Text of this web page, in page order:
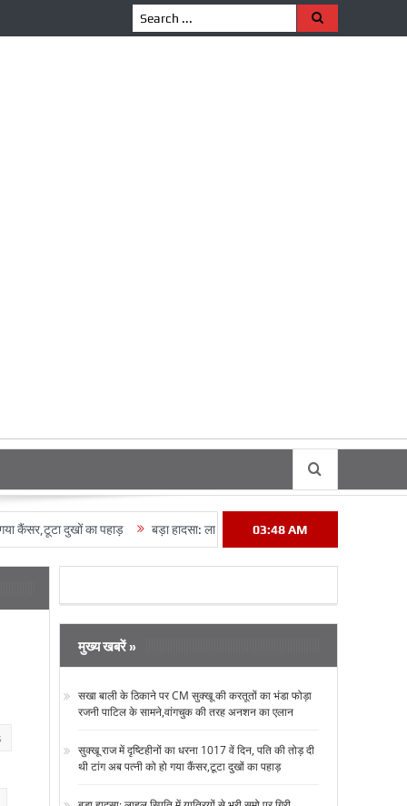
दुखों का पहाड़ बड़ा हादसा: लाहुल स्पिति में यात्रियों से भरी सुमो पर गिरी चटटानें,13 की
03:48 AM
मुख्य खबरें »
सखा बाली के ठिकाने पर CM सुक्‍खू की करतूतों का भंडा फोड़ा
रजनी पाटिल के सामने,वांगचुक की तरह अनशन का एलान
सुक्‍खू राज में दृष्टिहीनों का धरना 1017 वें दिन, पति की तोड़ दी
थी टांग अब पत्‍नी को हो गया कैंसर,टूटा दुखों का पहाड़